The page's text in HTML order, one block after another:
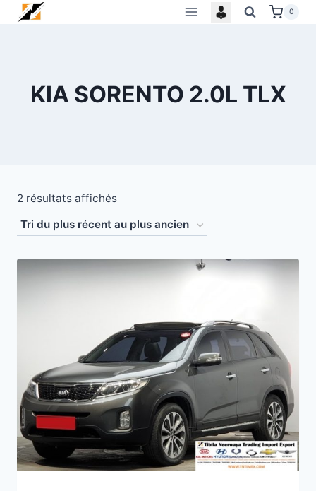
Skip
0
KIA SORENTO 2.0L TLX
2 résultats affichésTrié
du
plus
récent
ancien